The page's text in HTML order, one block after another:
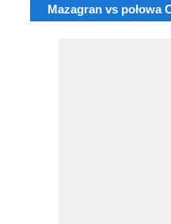
Mazagran vs połowa